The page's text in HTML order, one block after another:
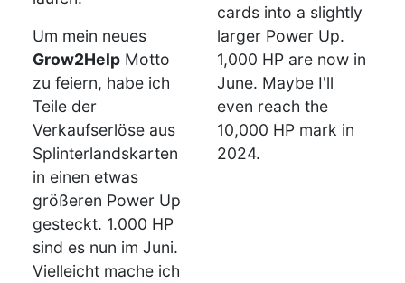
Um mein neues
Grow2Help Motto
zu feiern, habe ich
Teile der
Verkaufserlöse aus
Splinterlandskarten
in einen etwas
größeren Power Up
gesteckt. 1.000 HP
sind es nun im Juni.
Vielleicht mache ich
cards into a slightly
larger Power Up.
1,000 HP are now in
June. Maybe I'll
even reach the
10,000 HP mark in
2024.